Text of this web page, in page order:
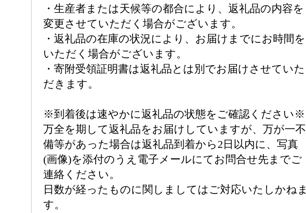
・生産者または天候等の都合により、返礼品の内容を
変更させていただく場合がございます。
・返礼品の在庫の状況により、お届けまでにお時間を
いただく場合がございます。
・寄附受領証明書は返礼品とは別でお届けさせていた
だきます。
※到着後は速やかに返礼品の状態をご確認ください※
万全を期して返礼品をお届けしていますが、万が一不
備等があった場合は返礼品到着から2日以内に、写真
(画像)を添付のうえ電子メールにてお問合せ先までご
連絡ください。
日数が経ったものに関しましてはご対応いたしかねま
す。